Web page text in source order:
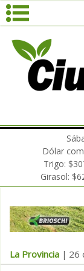
Dólar
Trigo:
Girasol:
La Provincia | 26